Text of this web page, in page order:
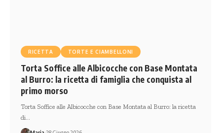
RICETTA TORTE E CIAMBELLONI
Torta Soffice alle Albicocche con Base Montata
al Burro: la ricetta di famiglia che conquista al
primo morso
Torta Soffice alle Albicocche con Base Montata al Burro: la ricetta
di…